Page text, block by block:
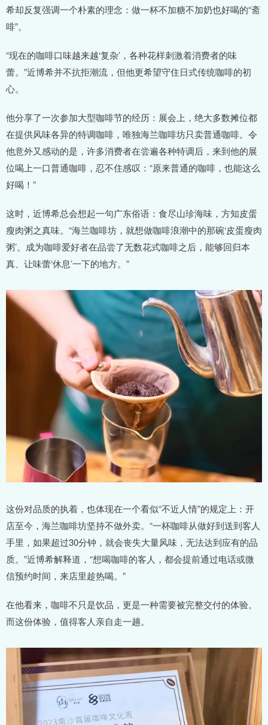
希却反复强调一个朴素的理念：做一杯不加糖不加奶也好喝的“斋
啡”。
“现在的咖啡口味越来越‘复杂’，各种花样刺激着消费者的味
蕾。”近博希并不抗拒潮流，但他更希望守住日式传统咖啡的初
心。
他分享了一次参加大型咖啡节的经历：展会上，绝大多数摊位都
在提供风味各异的特调咖啡，唯独海兰咖啡坊只卖普通咖啡。令
他意外又感动的是，许多消费者在尝遍各种特调后，来到他的展
位喝上一口普通咖啡，忍不住感叹：“原来普通的咖啡，也能这么
好喝！”
这时，近博希总会想起一句广东俗语：食尽山珍海味，方知皮蛋
瘦肉粥之真味。“海兰咖啡坊，就想做咖啡浪潮中的那碗‘皮蛋瘦肉
粥’。成为咖啡爱好者在品尝了无数花式咖啡之后，能够回归本
真、让味蕾‘休息’一下的地方。”
这份对品质的执着，也体现在一个看似“不近人情”的规定上：开
店至今，海兰咖啡坊坚持不做外卖。“一杯咖啡从做好到送到客人
手里，如果超过30分钟，就会丧失大量风味，无法达到应有的品
质。”近博希解释道，“想喝咖啡的客人，都会提前通过电话或微
信预约时间，来店里趁热喝。”
在他看来，咖啡不只是饮品，更是一种需要被完整交付的体验。
而这份体验，值得客人亲自走一趟。